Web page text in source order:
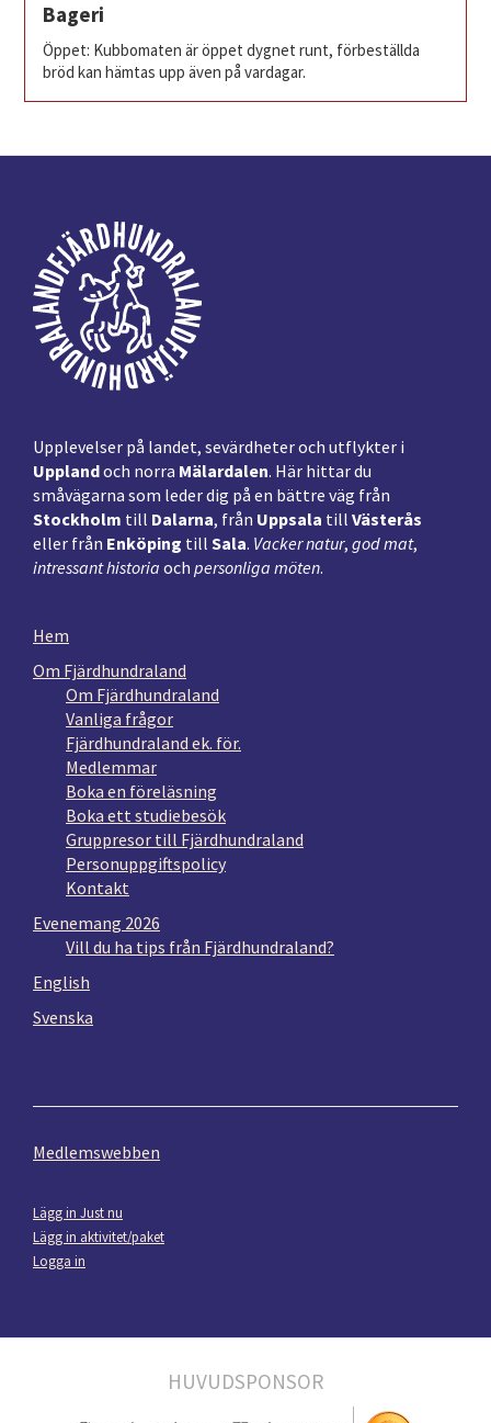
Bageri
Öppet: Kubbomaten är öppet dygnet runt, förbeställda
bröd kan hämtas upp även på vardagar.
Footer
Upplevelser på landet, sevärdheter och utflykter i
Upplandoch norra Mälardalen. Här hittar du
småvägarna som leder dig på en bättre väg från
Stockholm till Dalarna, från Uppsala till Västerås
eller från Enköping till Sala. Vacker natur, god mat,
intressant historia och personliga möten.
Hem
Om Fjärdhundraland
Om Fjärdhundraland
Vanliga frågor
Fjärdhundraland ek. för.
Medlemmar
Boka en föreläsning
Boka ett studiebesök
Gruppresor till Fjärdhundraland
Personuppgiftspolicy
Kontakt
Evenemang 2026
Vill du ha tips från Fjärdhundraland?
English
Svenska
Medlemswebben
Lägg in Just nu
Lägg in aktivitet/paket
Logga in
HUVUDSPONSOR